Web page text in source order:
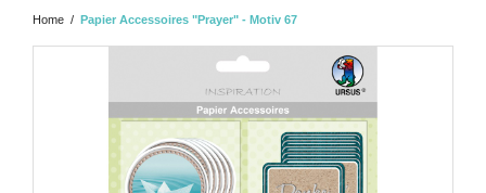
Home / Papier Accessoires "Prayer" - Motiv 67